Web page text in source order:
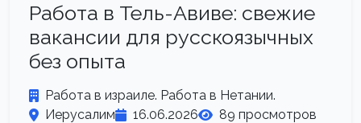
Работа в Тель-Авиве: свежие
вакансии для русскоязычных
без опыта
Работа в израиле. Работа в Нетании.
Иерусалим
16.06.2026 89 просмотров